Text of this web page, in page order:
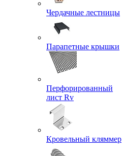
Чердачные лестницы
Парапетные крышки
Перфорированный
лист Rv
Кровельный кляммер